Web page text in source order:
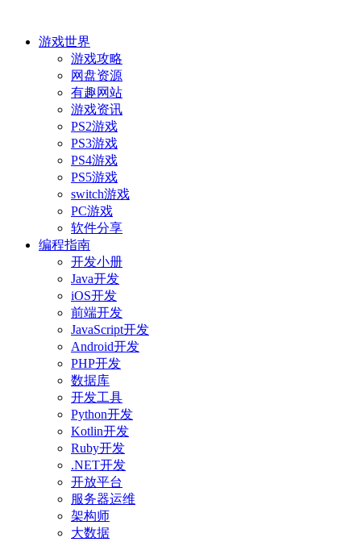
游戏世界
游戏攻略
网盘资源
有趣网站
游戏资讯
PS2游戏
PS3游戏
PS4游戏
PS5游戏
switch游戏
PC游戏
软件分享
编程指南
开发小册
Java开发
iOS开发
前端开发
JavaScript开发
Android开发
PHP开发
数据库
开发工具
Python开发
Kotlin开发
Ruby开发
.NET开发
开放平台
服务器运维
架构师
大数据